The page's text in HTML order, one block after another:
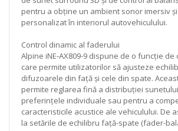
pentru a obține un ambient sonor imersiv
personalizat în interiorul autovehiculului.
Control dinamic al faderului
Alpine iNE‑AX809-9 dispune de o funcție de
care permite utilizatorilor să ajusteze
difuzoarele din față și cele din spate.
permite reglarea fină a distribuției
preferințele individuale sau pentru a
caracteristicile acustice ale vehiculului. De
la setările de echilibru față-spate (fader-